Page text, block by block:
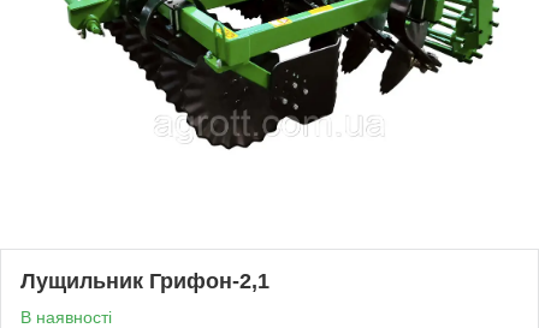
Лущильник Грифон-2,1
В наявності